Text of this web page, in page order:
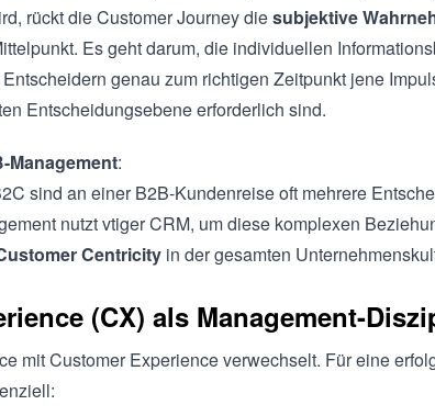
rückt die Customer Journey diesubjektive
Es geht darum, die individuellen
genau zum richtigen Zeitpunkt jene
Entscheidungsebene erforderlich sind.
Management:
sind an einer B2B-Kundenreise oft mehrere
nutzt vtiger CRM, um diese komplexen
Centricity in der gesamten
(CX) als Management-
mit Customer Experience verwechselt. Für eine